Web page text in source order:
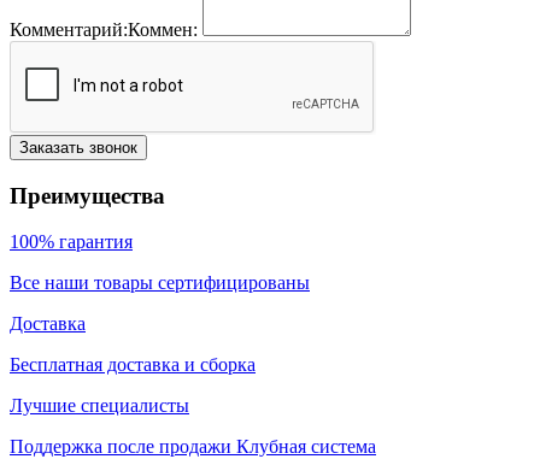
Комментарий:Коммен:
Заказать звонок
Преимущества
100% гарантия
Все наши товары сертифицированы
Доставка
Бесплатная доставка и сборка
Лучшие специалисты
Поддержка после продажи Клубная система